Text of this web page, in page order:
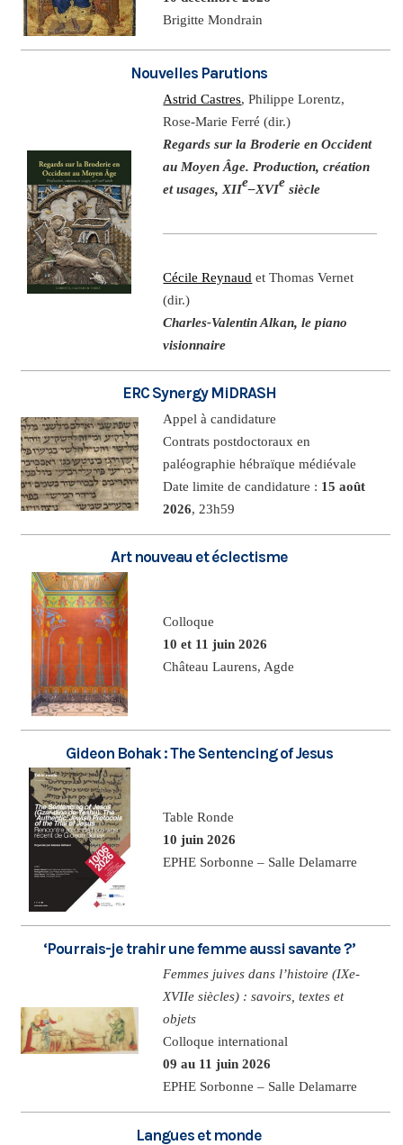
Brigitte Mondrain
Nouvelles Parutions
Astrid Castres, Philippe Lorentz,
Rose-Marie Ferré (dir.)
Regards sur la Broderie en Occident
au Moyen Âge. Production, création
et usages, XIIe–XVIe siècle
Cécile Reynaud et Thomas Vernet
(dir.)
Charles-Valentin Alkan, le piano
visionnaire
ERC Synergy MiDRASH
Appel à candidature
Contrats postdoctoraux en
paléographie hébraïque médiévale
Date limite de candidature : 15 août
2026, 23h59
Art nouveau et éclectisme
Colloque
10 et 11 juin 2026
Château Laurens, Agde
Gideon Bohak : The Sentencing of Jesus
Table Ronde
10 juin 2026
EPHE Sorbonne – Salle Delamarre
‘Pourrais-je trahir une femme aussi savante ?’
Femmes juives dans l’histoire (IXe-
XVIIe siècles) : savoirs, textes et
objets
Colloque international
09 au 11 juin 2026
EPHE Sorbonne – Salle Delamarre
Langues et monde